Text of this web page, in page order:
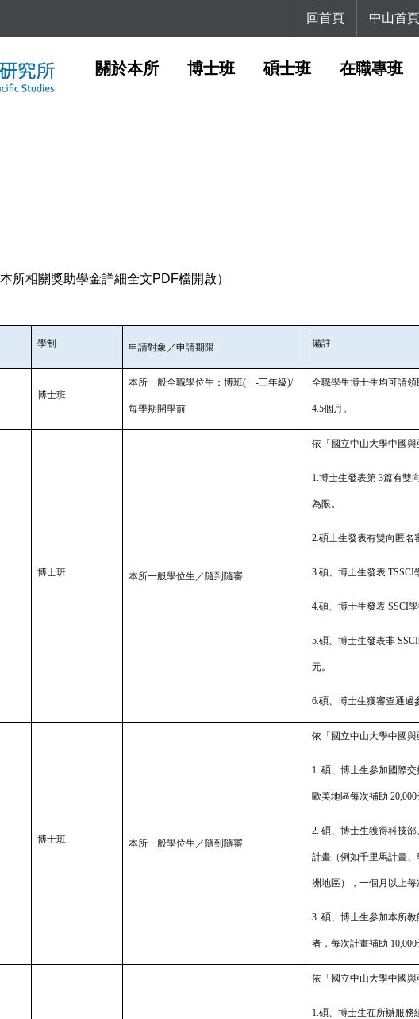
回首頁 中山首頁
關於本所 博士班 碩士班 在職專班
所相關獎助學金詳細全文PDF檔開啟）
學制 申請對象／申請期限 備註
博士班
本所一般全職學位生：博班(一-三年級)/
每學期開學前
全職學生博士生均可請領
4.5個月。
博士班 本所一般學位生／隨到隨審
依「國立中山大學中國與
1.博士生發表第 3篇有雙
為限。
2.碩士生發表有雙向匿名
3.碩、博士生發表 TSSCI
4.碩、博士生發表 SSCI
5.碩、博士生發表非
元。
6.碩、博士生獲審查通過
博士班 本所一般學位生／隨到隨審
依「國立中山大學中國與
1. 碩、博士生參加國際
歐美地區每次補助 20,000
2. 碩、博士生獲得科技
計畫（例如千里馬計畫
洲地區），一個月以上每
3. 碩、博士生參加本所
者，每次計畫補助
依「國立中山大學中國與
1.碩、博士生在所辦服務